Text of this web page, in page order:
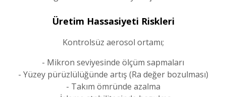
Üretim Hassasiyeti Riskleri
Kontrolsüz aerosol ortamı;
- Mikron seviyesinde ölçüm sapmaları
- Yüzey pürüzlülüğünde artış (Ra değer bozulması)
- Takım ömründe azalma